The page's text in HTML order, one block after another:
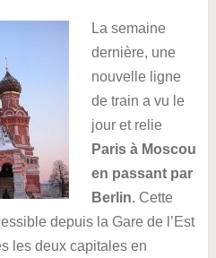
La semaine
dernière, une
nouvelle ligne
de train a vu le
jour et relie
Paris à Moscou
en passant par
Berlin. Cette
depuis la Gare de l’Est
les deux capitales en